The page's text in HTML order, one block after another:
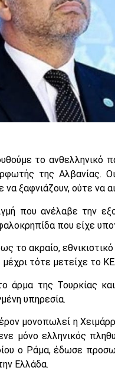
το ανθελληνικό
της Αλβανίας.
ξαφνιάζουν, ούτε να
που ανέλαβε την
που είχε
το ακραίο,
τότε μετείχε το
της Τουρκίας
υπηρεσία.
μονοπωλεί η
μόνο ελληνικός
ο Ράμα, έδωσε
Ελλάδα.